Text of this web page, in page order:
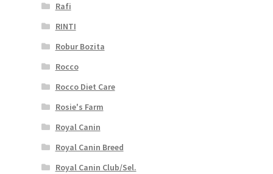
Rafi
RINTI
Robur Bozita
Rocco
Rocco Diet Care
Rosie's Farm
Royal Canin
Royal Canin Breed
Royal Canin Club/Sel.